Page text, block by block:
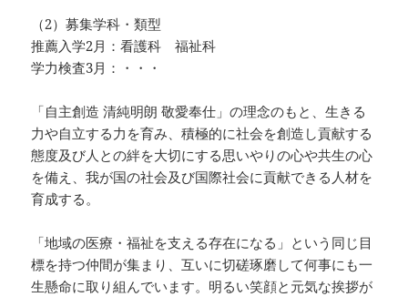
（2）募集学科・類型
推薦入学2月：看護科 福祉科
学力検査3月：・・・
「自主創造 清純明朗 敬愛奉仕」の理念のもと、生きる
力や自立する力を育み、積極的に社会を創造し貢献する
態度及び人との絆を大切にする思いやりの心や共生の心
を備え、我が国の社会及び国際社会に貢献できる人材を
育成する。
「地域の医療・福祉を支える存在になる」という同じ目
標を持つ仲間が集まり、互いに切磋琢磨して何事にも一
生懸命に取り組んでいます。明るい笑顔と元気な挨拶が